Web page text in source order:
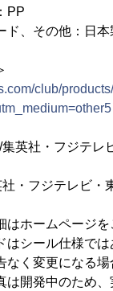
、その他：日本
club/
英社・フジテレ
・フジテレビ・
ホームページを
シール仕様では
く変更になる場
開発中のため